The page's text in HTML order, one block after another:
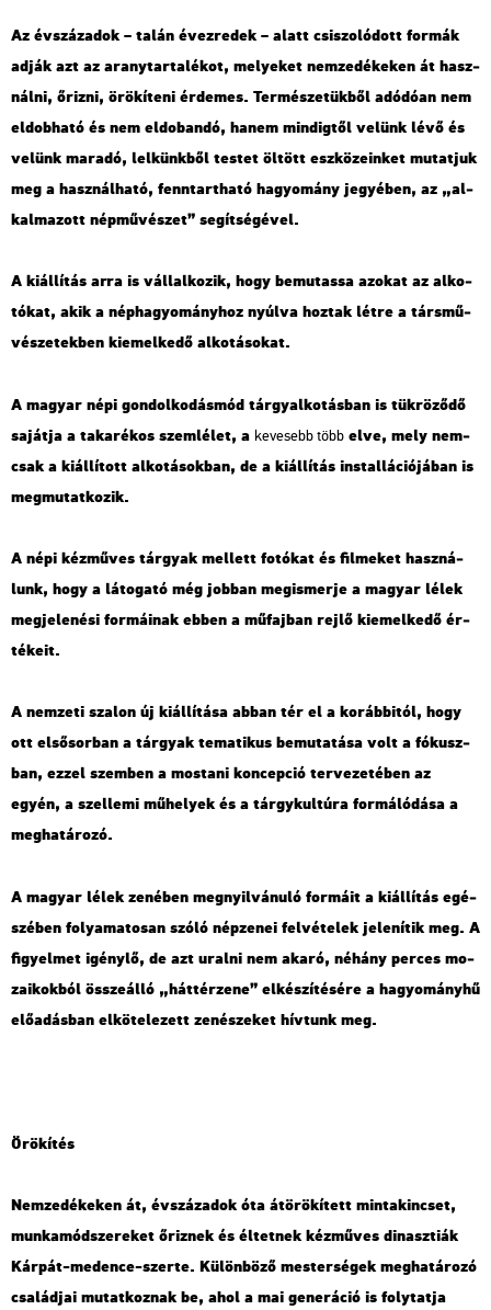
Az év­szá­za­dok – talán év­ez­re­dek – alatt csi­szo­ló­dott for­mák
adják azt az arany­tar­ta­lé­kot, me­lye­ket nem­ze­dé­ke­ken át hasz­
nál­ni, őriz­ni, örö­kí­te­ni ér­de­mes. Ter­mé­sze­tük­ből adó­dó­an nem
el­dob­ha­tó és nem el­do­ban­dó, hanem min­dig­től ve­lünk lévő és
ve­lünk ma­ra­dó, lel­künk­ből tes­tet öl­tött esz­kö­ze­in­ket mu­tat­juk
meg a hasz­nál­ha­tó, fenn­tart­ha­tó ha­gyo­mány je­gyé­ben, az „al­
kal­ma­zott nép­mű­vé­szet” se­gít­sé­gé­vel.
A ki­ál­lí­tás arra is vál­lal­ko­zik, hogy be­mu­tas­sa azo­kat az al­ko­
tó­kat, akik a nép­ha­gyo­mány­hoz nyúl­va hoz­tak létre a társ­mű­
vé­sze­tek­ben ki­emel­ke­dő al­ko­tá­so­kat.
A ma­gyar népi gon­dol­ko­dás­mód tárgy­al­ko­tás­ban is tük­rö­ző­dő
sa­ját­ja a ta­ka­ré­kos szem­lé­let, a ke­ve­sebb több elve, mely nem­
csak a ki­ál­lí­tott al­ko­tá­sok­ban, de a ki­ál­lí­tás ins­tal­lá­ci­ó­já­ban is
meg­mu­tat­ko­zik.
A népi kéz­mű­ves tár­gyak mel­lett fo­tó­kat és fil­me­ket hasz­ná­
lunk, hogy a lá­to­ga­tó még job­ban meg­is­mer­je a ma­gyar lélek
meg­je­le­né­si for­má­i­nak ebben a mű­faj­ban rejlő ki­emel­ke­dő ér­
té­ke­it.
A nem­ze­ti sza­lon új ki­ál­lí­tá­sa abban tér el a ko­ráb­bi­tól, hogy
ott el­ső­sor­ban a tár­gyak te­ma­ti­kus be­mu­ta­tá­sa volt a fó­kusz­
ban, ezzel szem­ben a mos­ta­ni kon­cep­ció ter­ve­ze­té­ben az
egyén, a szel­le­mi mű­he­lyek és a tárgy­kul­tú­ra for­má­ló­dá­sa a
meg­ha­tá­ro­zó.
A ma­gyar lélek ze­né­ben meg­nyil­vá­nu­ló for­má­it a ki­ál­lí­tás egé­
szé­ben fo­lya­ma­to­san szóló nép­ze­nei fel­vé­te­lek je­le­ní­tik meg. A
fi­gyel­met igény­lő, de azt ural­ni nem akaró, né­hány per­ces mo­
za­i­kok­ból össze­ál­ló „hát­tér­ze­ne” el­ké­szí­té­sé­re a ha­gyo­mány­hű
elő­adás­ban el­kö­te­le­zett ze­né­sze­ket hív­tunk meg.
Örö­kí­tés
Nem­ze­dé­ke­ken át, év­szá­za­dok óta át­örö­kí­tett min­ta­kin­cset,
mun­ka­mód­sze­re­ket őriz­nek és él­tet­nek kéz­mű­ves di­nasz­ti­ák
Kár­pát-me­den­ce-szer­te. Kü­lön­bö­ző mes­ter­sé­gek meg­ha­tá­ro­zó
csa­lád­jai mu­tat­koz­nak be, ahol a mai ge­ne­rá­ció is foly­tat­ja